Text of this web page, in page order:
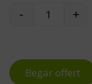
Höj- och
- +
Begär offert